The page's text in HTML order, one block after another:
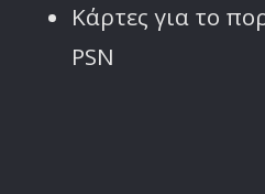
Κάρτες για το
PSN